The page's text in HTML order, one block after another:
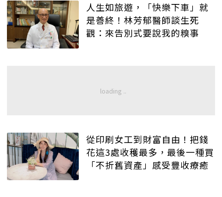
人生如旅遊，「快樂下車」就
是善終！林芳郁醫師談生死
觀：來告別式要說我的糗事
從印刷女工到財富自由！把錢
花這3處收穫最多，最後一種買
「不折舊資產」感受豐收療癒